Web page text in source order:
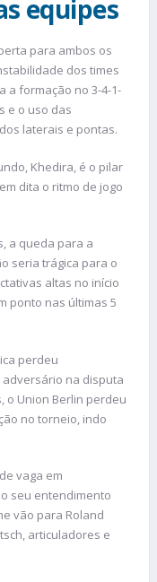
equipes
para ambos os
dos times
a formação no 3-4-1-
e o uso das
laterais e pontas.
Khedira, é o pilar
dita o ritmo de jogo
a queda para a
seria trágica para o
altas no início
ponto nas últimas 5
perdeu
na disputa
o Union Berlin perdeu
no torneio, indo
vaga em
seu entendimento
vão para Roland
articuladores e